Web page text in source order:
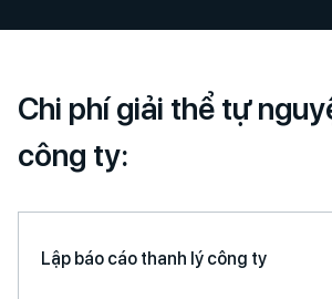
Chi phí giải thể tự
công ty:
Lập báo cáo thanh lý công ty